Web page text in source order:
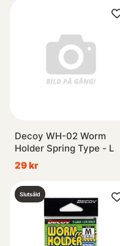
Decoy WH-02 Worm
Holder Spring Type - L
29 kr
Slutsåld